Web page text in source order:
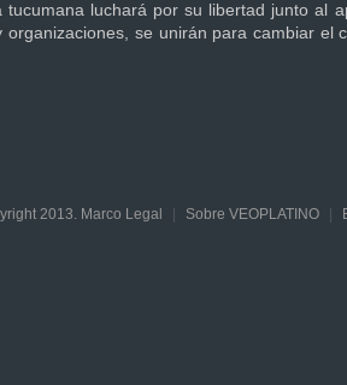
tucumana luchará por su libertad junto al
organizaciones, se unirán para cambiar el
2013. Marco Legal Sobre VEOPLATINO